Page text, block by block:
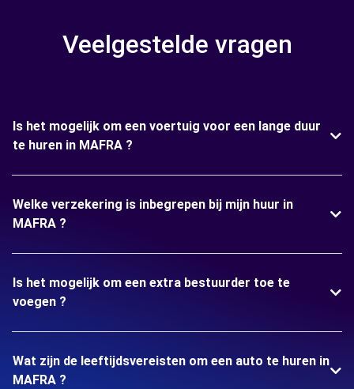
Veelgestelde vragen
Is het mogelijk om een voertuig voor een lange duur
te huren in MAFRA ?
Welke verzekering is inbegrepen bij mijn huur in
MAFRA ?
Is het mogelijk om een extra bestuurder toe te
voegen ?
Wat zijn de leeftijdsvereisten om een auto te huren in
MAFRA ?